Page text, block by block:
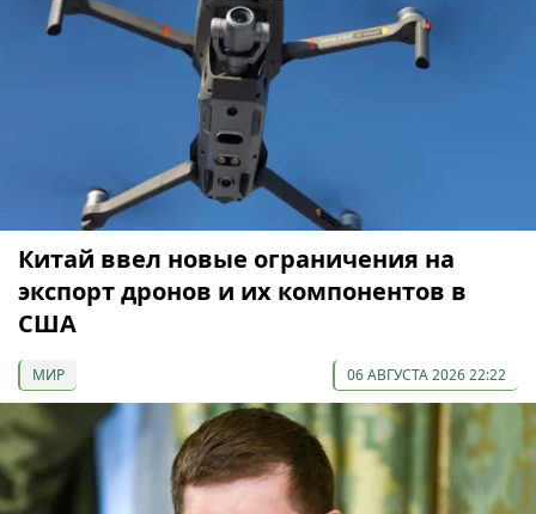
Китай ввел новые ограничения на
экспорт дронов и их компонентов в
США
МИР 06 АВГУСТА 2026 22:22